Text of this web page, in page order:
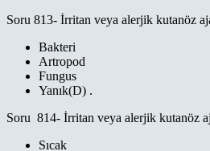
Soru 813- İrritan veya alerjik kutanöz
Bakteri
Artropod
Fungus
Yanık(D) .
Soru 814- İrritan veya alerjik kutanöz
Sıcak